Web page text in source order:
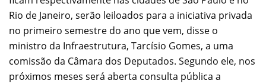
Rio de Janeiro, serão leiloados para a iniciativa privada
no primeiro semestre do ano que vem, disse o
ministro da Infraestrutura, Tarcísio Gomes, a uma
comissão da Câmara dos Deputados. Segundo ele, nos
próximos meses será aberta consulta pública a